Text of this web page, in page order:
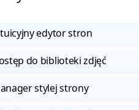
edytor stron
do biblioteki zdjęć
stylej strony